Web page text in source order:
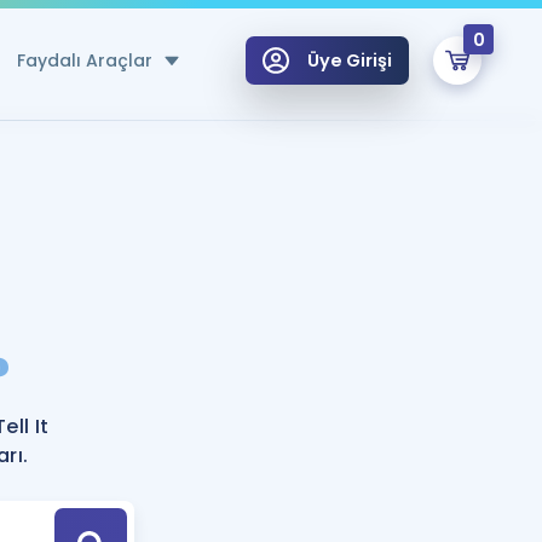
Faydalı Araçlar
Hesaplama Aracı
için Öneriler
Tek Takvimde
Üye Girişi
0
Hoca ile seni sınava hazırlayacak onlarca eğitim seni bekliyor!
It